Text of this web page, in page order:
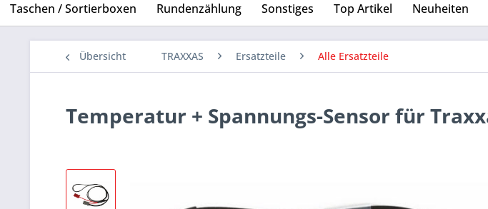
Taschen / Sortierboxen
Rundenzählung Sonstiges Top Artikel Neuheiten
Übersicht TRAXXAS Ersatzteile Alle Ersatzteile
Temperatur + Spannungs-Sensor für